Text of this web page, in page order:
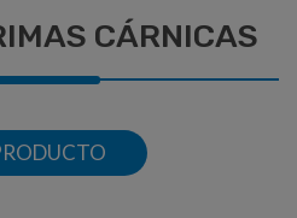
CÁRNICAS